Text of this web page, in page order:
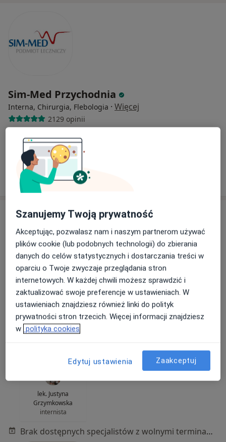
Sim-Med Przychodnia
Interna, Chirurgia, Flebologia · Więcej
2129 opinii
Rzeźnicka 9, Wejherowo
Pokaż profil
STERMED Marcin Sternicki
Interna, Radiologia, Ginekologia·Więcej
505 opinii
250 zł
lek. Justyna
Grzymkowska
internista
Brak dostępnych specjalistów z wolnymi terminami w tym centrum medycznym.
Szanujemy Twoją prywatność
Akceptując, pozwalasz nam i naszym partnerom używać
plików cookie (lub podobnych technologii) do zbierania
danych do celów statystycznych i dostarczania treści w
oparciu o Twoje zwyczaje przeglądania stron
internetowych. W każdej chwili możesz sprawdzić i
zaktualizować swoje preferencje w ustawieniach. W
ustawieniach znajdziesz również linki do polityk
prywatności stron trzecich. Więcej informacji znajdziesz
w polityka cookies
Edytuj ustawienia Zaakceptuj